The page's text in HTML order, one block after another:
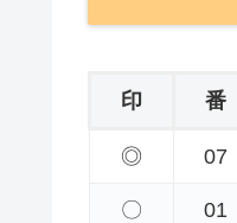
印 番
◎ 07
〇 01